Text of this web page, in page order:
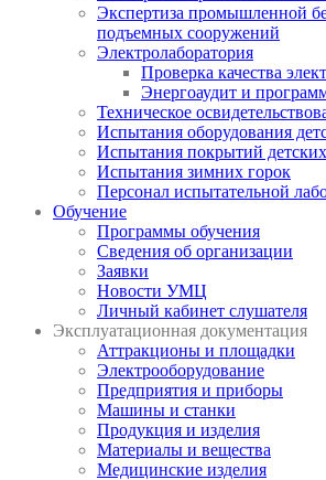
Экспертиза промышленной
подъемных сооружений
Электролаборатория
Проверка качества
Энергоаудит и
Техническое
Испытания оборудования
Испытания покрытий
Испытания зимних горок
Персонал испытательной
Обучение
Программы обучения
Сведения об организации
Заявки
Новости УМЦ
Личный кабинет слушателя
Эксплуатационная документация
Аттракционы и площадки
Электрооборудование
Предприятия и приборы
Машины и станки
Продукция и изделия
Материалы и вещества
Медицинские изделия